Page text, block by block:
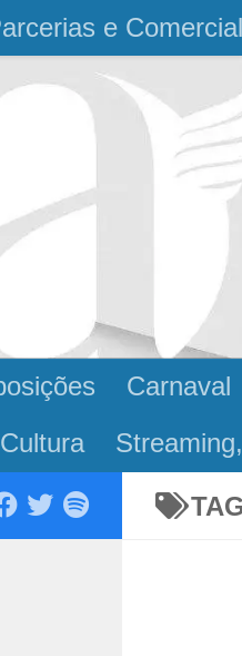
e Comercial
Carnaval